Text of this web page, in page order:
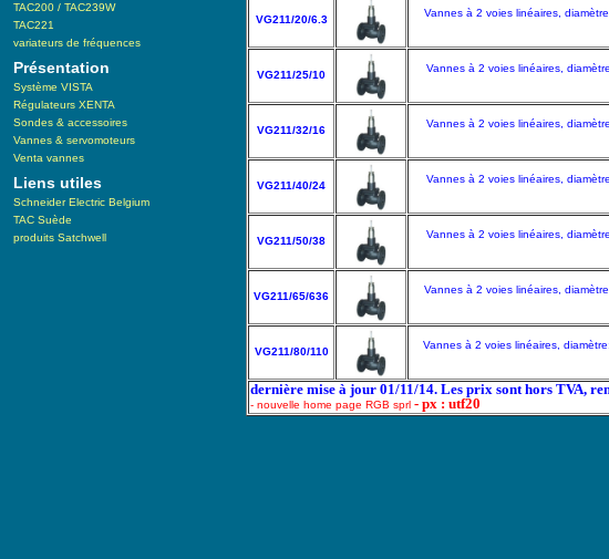
TAC200 / TAC239W
TAC221
variateurs de fréquences
Présentation
Système VISTA
Régulateurs XENTA
Sondes & accessoires
Vannes & servomoteurs
Venta vannes
Liens utiles
Schneider Electric Belgium
TAC Suède
produits Satchwell
VG211/20/6.3
Vannes à 2 voies linéaires,
VG211/25/10
Vannes à 2 voies linéaires,
VG211/32/16
Vannes à 2 voies linéaires,
VG211/40/24
Vannes à 2 voies linéaires,
VG211/50/38
Vannes à 2 voies linéaires,
VG211/65/636
Vannes à 2 voies linéaires,
VG211/80/110
Vannes à 2 voies linéaires,
dernière mise à jour 01/11/14. Les prix sont hors TVA,
- nouvelle home page RGB sprl - px : utf20